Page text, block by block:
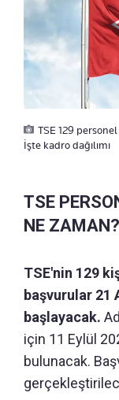
TSE 129
İşte kadro dağılımı
TSE
NE ZAMAN?
TSE'nin 129
başvurular 21
başlayacak.
için 11 Eylül
bulunacak.